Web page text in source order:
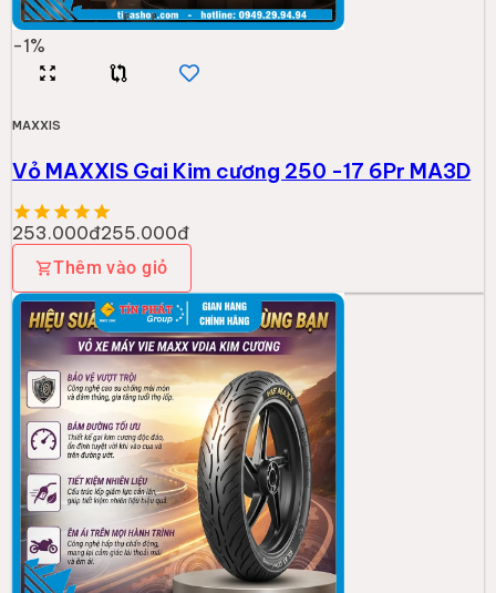
-1%
MAXXIS
Vỏ MAXXIS Gai Kim cương 250 -17 6Pr MA3D
253.000đ255.000đ
Thêm vào giỏ